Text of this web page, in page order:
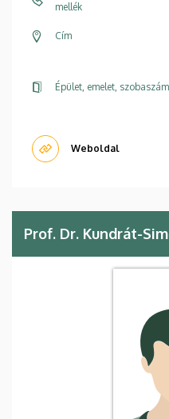
mellék
Cím
Épület, emelet, szobaszám
Weboldal
Prof. Dr. Kundrát-